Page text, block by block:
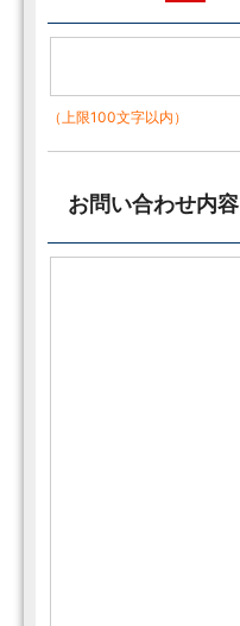
（上限100文字以内）
お問い合わせ内容